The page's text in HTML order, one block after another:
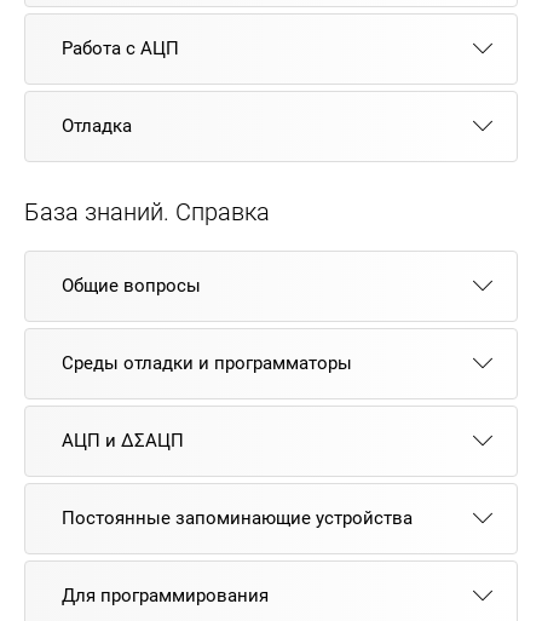
Работа с АЦП
Отладка
База знаний. Справка
Общие вопросы
Среды отладки и программаторы
АЦП и ΔΣАЦП
Постоянные запоминающие устройства
Для программирования